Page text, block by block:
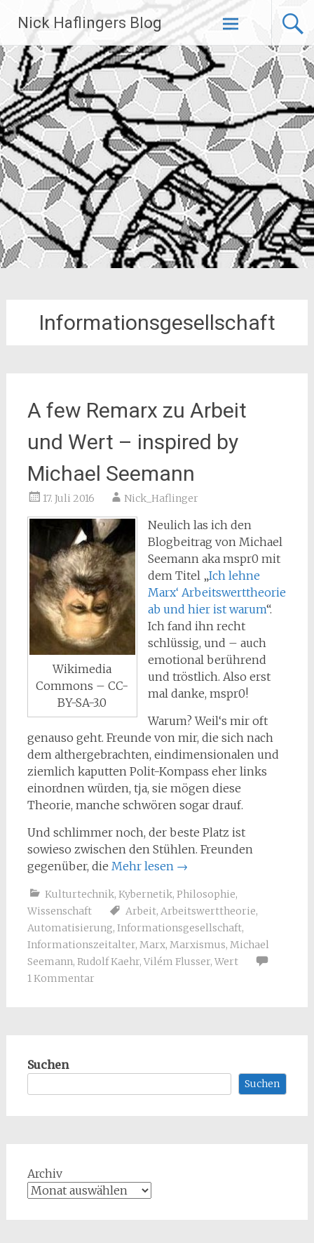
Inhalt
springen
Nick Haflingers Blog
Informationsgesellschaft
A few Remarx zu Arbeit
und Wert – inspired by
Michael Seemann
17. Juli 2016 Nick_Haflinger
Wikimedia
Commons – CC-
BY-SA-3.0
Neulich las ich den
Blogbeitrag von Michael
Seemann aka mspr0 mit
dem Titel „Ich lehne
Marx‘ Arbeitswerttheorie
ab und hier ist warum“.
Ich fand ihn recht
schlüssig, und – auch
emotional berührend
und tröstlich. Also erst
mal danke, mspr0!
Warum? Weil‘s mir oft
genauso geht. Freunde von mir, die sich nach
dem althergebrachten, eindimensionalen und
ziemlich kaputten Polit-Kompass eher links
einordnen würden, tja, sie mögen diese
Theorie, manche schwören sogar drauf.
Und schlimmer noch, der beste Platz ist
sowieso zwischen den Stühlen. Freunden
gegenüber, die Mehr lesen →
Kulturtechnik, Kybernetik, Philosophie,
Wissenschaft
Arbeit, Arbeitswerttheorie,
Automatisierung, Informationsgesellschaft,
Informationszeitalter, Marx, Marxismus, Michael
Seemann, Rudolf Kaehr, Vilém Flusser, Wert
1 Kommentar
Suchen
Suchen
Archiv